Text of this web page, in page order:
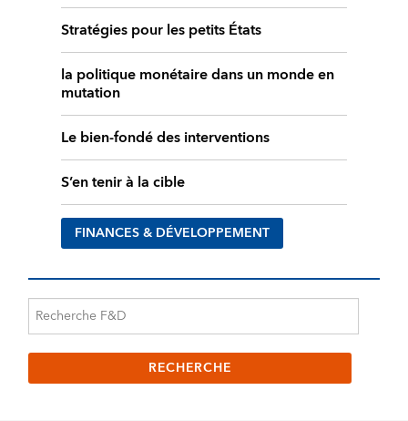
Stratégies pour les petits États
la politique monétaire dans un monde en
mutation
Le bien-fondé des interventions
S’en tenir à la cible
FINANCES & DÉVELOPPEMENT